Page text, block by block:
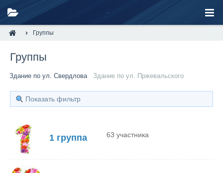
Группы
Группы
Здание по ул. Свердлова Здание по ул. Пржевальского
Показать фильтр
1 группа 63 участника